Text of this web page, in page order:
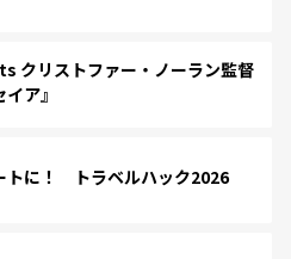
クリストファー・ノーラン監督
ア』
トに！ トラベルハック2026